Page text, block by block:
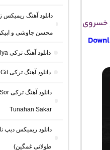
خسروی
محسن چاوشی و
دانلود آهنگ ترکی Ah Be Manolya از بوراک بولوت
دانلود آهنگ ترکی Topla Git از کورتولوش کوش
Tunahan Sakar
طولانی غمگین)